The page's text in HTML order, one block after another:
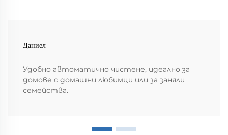
Даниел
Удобно автоматично чистене, идеално за
домове с домашни любимци или за заняли
семейства.